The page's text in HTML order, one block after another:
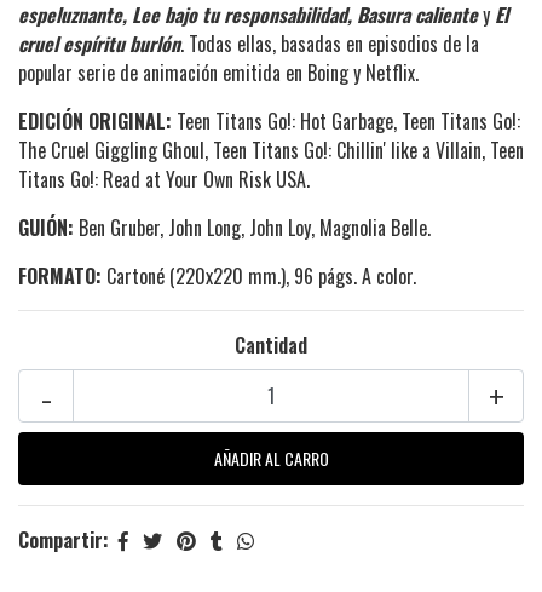
espeluznante, Lee bajo tu responsabilidad, Basura calientey El
cruel espíritu burlón. Todas ellas, basadas en episodios de la
popular serie de animación emitida en Boing y Netflix.
EDICIÓN ORIGINAL: Teen Titans Go!: Hot Garbage, Teen Titans Go!:
The Cruel Giggling Ghoul, Teen Titans Go!: Chillin' like a Villain, Teen
Titans Go!: Read at Your Own Risk USA.
GUIÓN: Ben Gruber, John Long, John Loy, Magnolia Belle.
FORMATO: Cartoné (220x220 mm.), 96 págs. A color.
Cantidad
+
-
Compartir: